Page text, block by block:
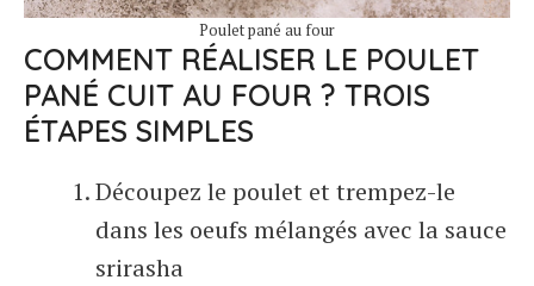
Poulet pané au four
COMMENT RÉALISER LE POULET
PANÉ CUIT AU FOUR ? TROIS
ÉTAPES SIMPLES
Découpez le poulet et trempez-le
dans les oeufs mélangés avec la sauce
srirasha